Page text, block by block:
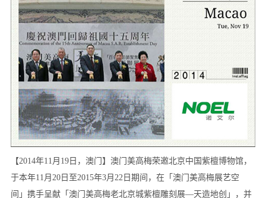
【2014年11月19日，澳门】澳门美高梅荣邀北京中国紫檀博物馆，
于本年11月20日至2015年3月22日期间，在「澳门美高梅展艺空
间」携手呈献「澳门美高梅老北京城紫檀雕刻展—天造地创」，并